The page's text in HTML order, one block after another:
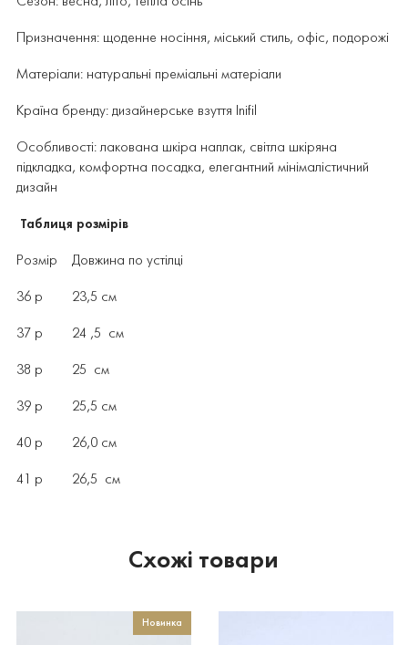
Призначення: щоденне носіння, міський стиль, офіс, подорожі
Матеріали: натуральні преміальні матеріали
Країна бренду: дизайнерське взуття Inifil
Особливості: лакована шкіра наплак, світла шкіряна
підкладка, комфортна посадка, елегантний мінімалістичний
дизайн
Таблиця розмірів
Розмір Довжина по устілці
36 р 23,5 см
37 р 24 ,5 см
38 р 25 см
39 р 25,5 см
40 р 26,0 см
41 р 26,5 см
Схожі товари
Новинка